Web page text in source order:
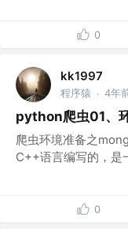
0
kk1997
程序猿 · 4年
python爬虫01、
爬虫环境准备之
C++语言编写的，是
0